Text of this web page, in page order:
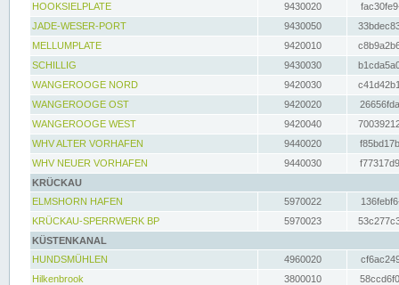
HOOKSIELPLATE
9430020
JADE-WESER-PORT
9430050
MELLUMPLATE
9420010
SCHILLIG
9430030
WANGEROOGE NORD
9420030
WANGEROOGE OST
9420020
WANGEROOGE WEST
9420040
WHV ALTER VORHAFEN
9440020
WHV NEUER VORHAFEN
9440030
KRÜCKAU
ELMSHORN HAFEN
5970022
KRÜCKAU-SPERRWERK BP
5970023
KÜSTENKANAL
HUNDSMÜHLEN
4960020
Hilkenbrook
3800010